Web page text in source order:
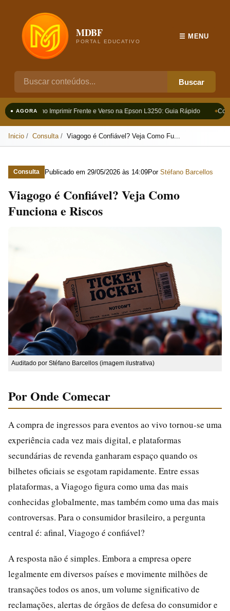
MDBF
PORTAL EDUCATIVO
Buscar
☰ MENU
● AGORAComo Imprimir Frente e Verso na Epson L3250: Guia Rápido
Inicio Consulta Viagogo é Confiável? Veja Como Fu...
Consulta Publicado em 29/05/2026 às 14:09Por Stéfano Barcellos
Viagogo é Confiável? Veja Como
Funciona e Riscos
Auditado por Stéfano Barcellos (imagem ilustrativa)
Por Onde Comecar
A compra de ingressos para eventos ao vivo tornou-se uma
experiência cada vez mais digital, e plataformas
secundárias de revenda ganharam espaço quando os
bilhetes oficiais se esgotam rapidamente. Entre essas
plataformas, a Viagogo figura como uma das mais
conhecidas globalmente, mas também como uma das mais
controversas. Para o consumidor brasileiro, a pergunta
central é: afinal, Viagogo é confiável?
A resposta não é simples. Embora a empresa opere
legalmente em diversos países e movimente milhões de
transações todos os anos, um volume significativo de
reclamações, alertas de órgãos de defesa do consumidor e